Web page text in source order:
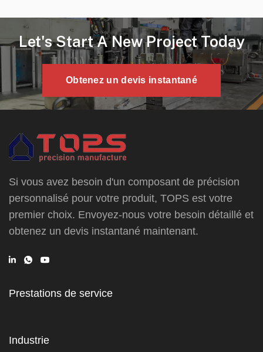
Let's Start A New Project Today
Obtenez un devis instantané
Si vous avez besoin d'un composant de précision
personnalisé pour votre produit, TOPS est votre
premier choix. Envoyez-nous votre besoin détaillé et
obtenez un devis instantané maintenant.
Prestations de service
Industrie